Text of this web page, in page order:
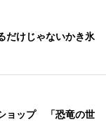
だけじゃないかき氷
ョップ 「恐竜の世